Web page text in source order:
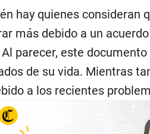
hay quienes consideran
más debido a un
parecer, este
de su vida. Mientras
a los recientes